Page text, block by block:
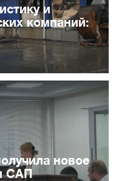
и
компаний:
новое
САП